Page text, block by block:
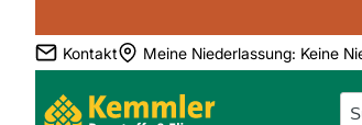
Kontakt
Meine Niederlassung: Keine